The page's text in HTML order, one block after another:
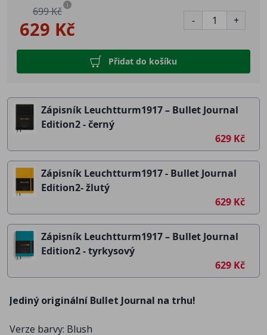
629 Kč
699 Kč i
- +
Přidat do košíku
Zápisník Leuchtturm1917 – Bullet Journal
Edition2 - černý
629 Kč
Zápisník Leuchtturm1917 - Bullet Journal
Edition2- žlutý
629 Kč
Zápisník Leuchtturm1917 – Bullet Journal
Edition2 - tyrkysový
629 Kč
Jediný originální Bullet Journal na trhu!
Verze barvy: Blush